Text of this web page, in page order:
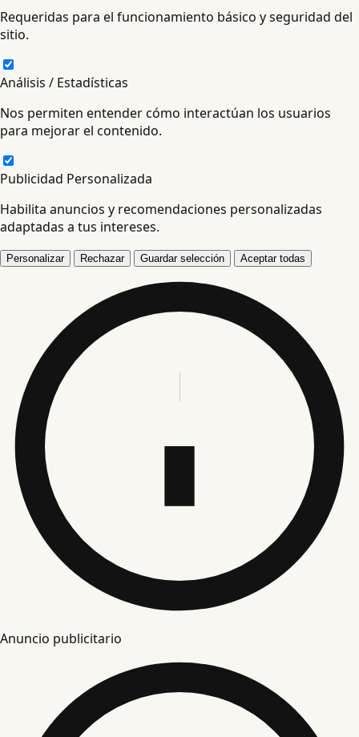
Requeridas para el funcionamiento básico y seguridad del
sitio.
Análisis / Estadísticas
Nos permiten entender cómo interactúan los usuarios
para mejorar el contenido.
Publicidad Personalizada
Habilita anuncios y recomendaciones personalizadas
adaptadas a tus intereses.
Personalizar Rechazar Guardar selección Aceptar todas
Anuncio publicitario